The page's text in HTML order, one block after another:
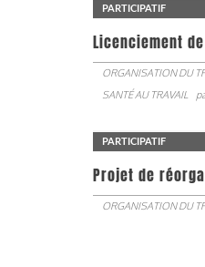
PARTICIPATIF
Licenciement
ORGANISATION DU
SANTÉ AU TRAVAIL
PARTICIPATIF
Projet de
ORGANISATION DU